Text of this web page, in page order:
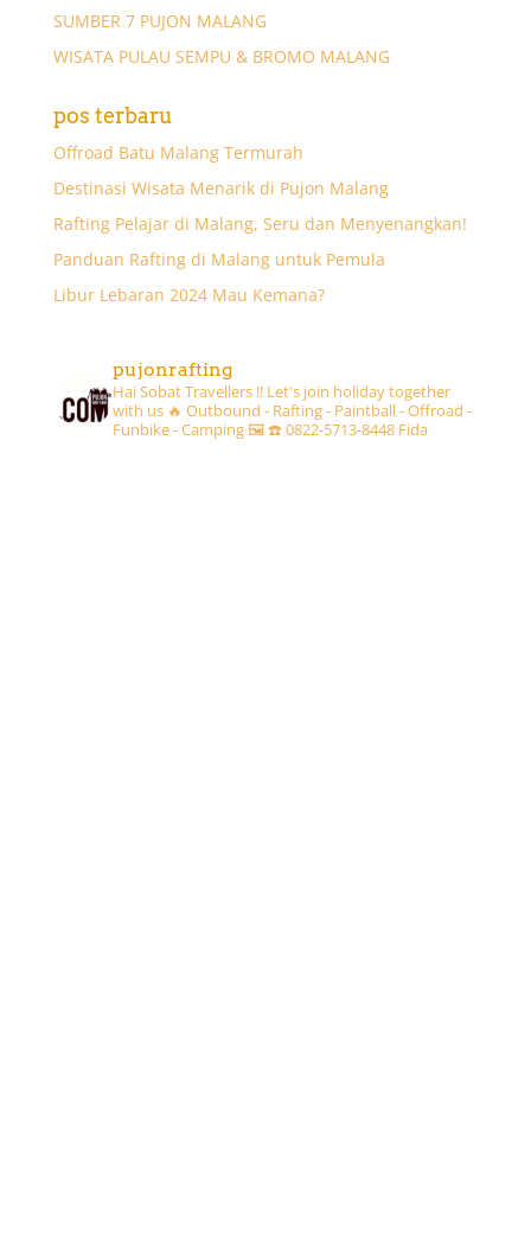
SUMBER 7 PUJON MALANG
WISATA PULAU SEMPU & BROMO MALANG
pos terbaru
Offroad Batu Malang Termurah
Destinasi Wisata Menarik di Pujon Malang
Rafting Pelajar di Malang, Seru dan Menyenangkan!
Panduan Rafting di Malang untuk Pemula
Libur Lebaran 2024 Mau Kemana?
pujonrafting
Hai Sobat Travellers !! Let's join holiday together
with us 🔥 Outbound - Rafting - Paintball - Offroad -
Funbike - Camping 🖼☎️ 0822-5713-8448 Fida